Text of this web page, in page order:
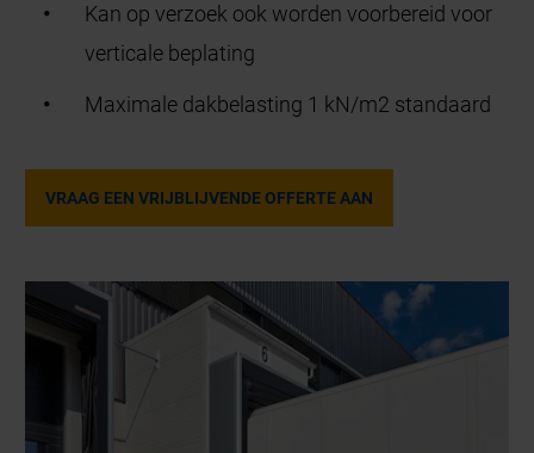
Kan op verzoek ook worden voorbereid voor
verticale beplating
Maximale dakbelasting 1 kN/m2 standaard
VRAAG EEN VRIJBLIJVENDE OFFERTE AAN